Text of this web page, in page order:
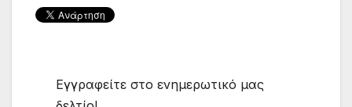
Εγγραφείτε στο ενημερωτικό μας